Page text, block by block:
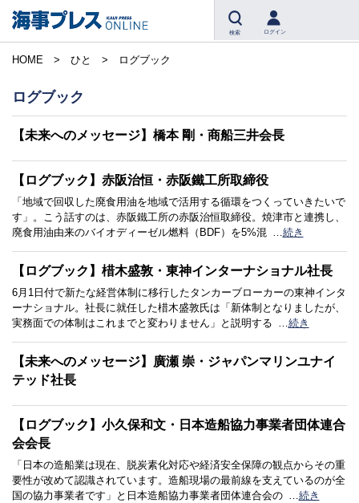
検索 ログイン
HOME ひと ログブック
ログブック
【未来へのメッセージ】橋本 剛・商船三井会長
【ログブック】赤阪治恒・赤阪鐵工所取締役
「地域で回収した廃食用油を地域で活用する循環をつくっていきたいで
す」。こう話すのは、赤阪鐵工所の赤阪治恒取締役。焼津市と連携し、
廃食用油由来のバイオディーゼル燃料（BDF）を5%混 …続き
【ログブック】棤木盛敦・東神インターナショナル社長
6月1日付で新たな経営体制に移行したタンカーブローカーの東神インタ
ーナショナル。社長に就任した棤木盛敦氏は「新体制となりましたが、
実務面での体制はこれまでと変わりません」と説明する …続き
【未来へのメッセージ】廣瀬 崇・ジャパンマリンユナイ
テッド社長
【ログブック】小久保和文・日本造船協力事業者団体連合
会会長
「日本の造船業は現在、脱炭素化対応や経済安全保障の観点からその重
要性が改めて認識されています。造船現場の最前線を支えているのが全
国の協力事業者です」と日本造船協力事業者団体連合会の …続き